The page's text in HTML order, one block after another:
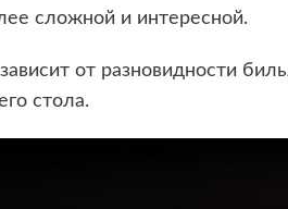
сложной и интересной.
от разновидности
стола.